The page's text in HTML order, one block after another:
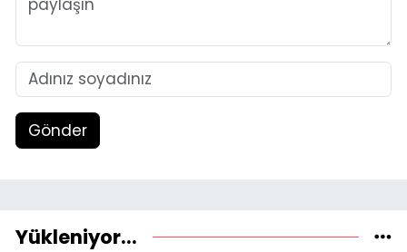
Gönder
Yükleniyor...